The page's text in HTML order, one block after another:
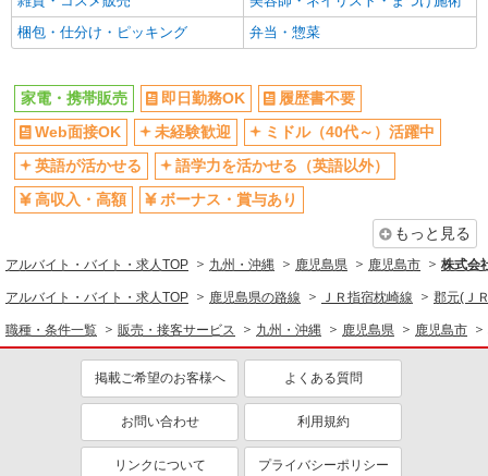
梱包・仕分け・ピッキング
弁当・惣菜
家電・携帯販売 即日勤務OK
履歴書不要
Web面接OK
未経験歓迎
ミドル（40代～）活躍中
英語が活かせる
語学力を活かせる（英語以外）
高収入・高額
ボーナス・賞与あり
もっと見る
アルバイト・バイト・求人TOP 九州・沖縄 鹿児島県 鹿児島市 株式会
アルバイト・バイト・求人TOP 鹿児島県の路線 ＪＲ指宿枕崎線 郡元(Ｊ
職種・条件一覧 販売・接客サービス 九州・沖縄 鹿児島県 鹿児島市
掲載ご希望のお客様へ よくある質問
お問い合わせ 利用規約
リンクについて プライバシーポリシー